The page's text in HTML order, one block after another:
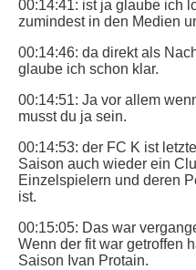
00:14:41: ist ja glaube ich
zumindest in den Medien
00:14:46: da direkt als
glaube ich schon klar.
00:14:51: Ja vor allem
musst du ja sein.
00:14:53: der FC K ist
Saison auch wieder ein
Einzelspielern und deren
ist.
00:15:05: Das war
Wenn der fit war getroffen
Saison Ivan Protain.